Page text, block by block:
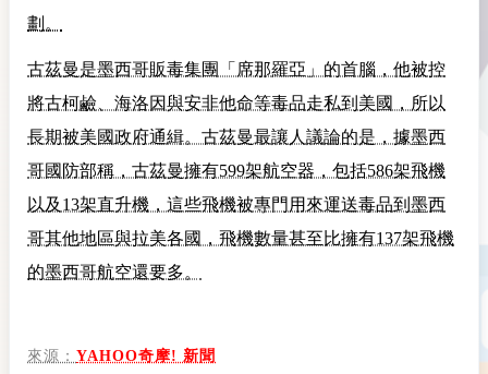
劃。
古茲曼是墨西哥販毒集團「席那羅亞」的首腦，他被控
將古柯鹼、海洛因與安非他命等毒品走私到美國，所以
長期被美國政府通緝。古茲曼最讓人議論的是，據墨西
哥國防部稱，古茲曼擁有599架航空器，包括586架飛機
以及13架直升機，這些飛機被專門用來運送毒品到墨西
哥其他地區與拉美各國，飛機數量甚至比擁有137架飛機
的墨西哥航空還要多。
來源： YAHOO奇摩! 新聞